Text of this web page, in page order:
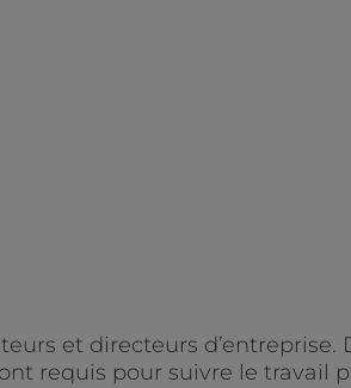
et directeurs d’entreprise.
requis pour suivre le travail